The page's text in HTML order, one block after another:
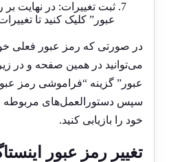
ثبت تغییرات: در نهایت بر
عبور” کلیک کنید تا
در صورتی که رمز عبور فعلی
می‌توانید در همین صفحه و در
عبور” گزینه “فراموشی رمز
سپس دستورالعمل‌های مربوطه را
خود را بازیابی کنید.
تغییر رمز عبور